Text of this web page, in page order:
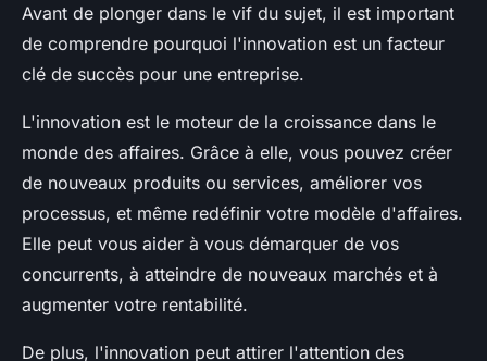
Avant de plonger dans le vif du sujet, il est important
de comprendre pourquoi l'innovation est un facteur
clé de succès pour une entreprise.
L'innovation est le moteur de la croissance dans le
monde des affaires. Grâce à elle, vous pouvez créer
de nouveaux produits ou services, améliorer vos
processus, et même redéfinir votre modèle d'affaires.
Elle peut vous aider à vous démarquer de vos
concurrents, à atteindre de nouveaux marchés et à
augmenter votre rentabilité.
De plus, l'innovation peut attirer l'attention des